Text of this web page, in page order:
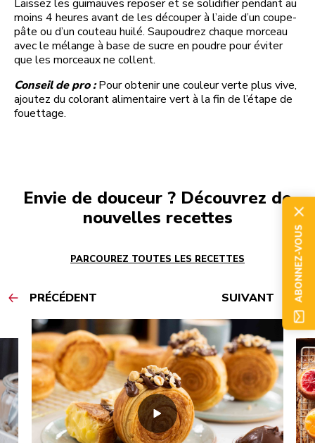
Laissez les guimauves reposer et se solidifier pendant au
moins 4 heures avant de les découper à l’aide d’un coupe-
pâte ou d’un couteau huilé. Saupoudrez chaque morceau
avec le mélange à base de sucre en poudre pour éviter
que les morceaux ne collent.
Conseil de pro :Pour obtenir une couleur verte plus vive,
ajoutez du colorant alimentaire vert à la fin de l’étape de
fouettage.
Envie de douceur ? Découvrez de
nouvelles recettes
PARCOUREZ TOUTES LES RECETTES
PRÉCÉDENT SUIVANT ABONNEZ-VOUS